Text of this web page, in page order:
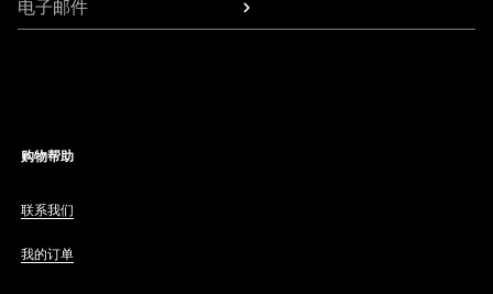
电子邮件
购物帮助
联系我们
我的订单